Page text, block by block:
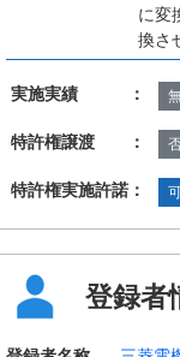
に変
換さ
実施実績 ：
特許権譲渡 ：
特許権実施許諾：
登録者